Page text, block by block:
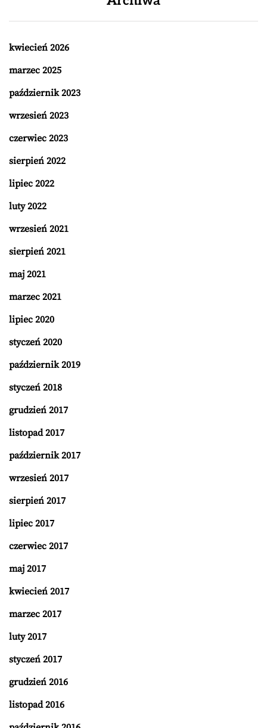
kwiecień 2026
marzec 2025
październik 2023
wrzesień 2023
czerwiec 2023
sierpień 2022
lipiec 2022
luty 2022
wrzesień 2021
sierpień 2021
maj 2021
marzec 2021
lipiec 2020
styczeń 2020
październik 2019
styczeń 2018
grudzień 2017
listopad 2017
październik 2017
wrzesień 2017
sierpień 2017
lipiec 2017
czerwiec 2017
maj 2017
kwiecień 2017
marzec 2017
luty 2017
styczeń 2017
grudzień 2016
listopad 2016